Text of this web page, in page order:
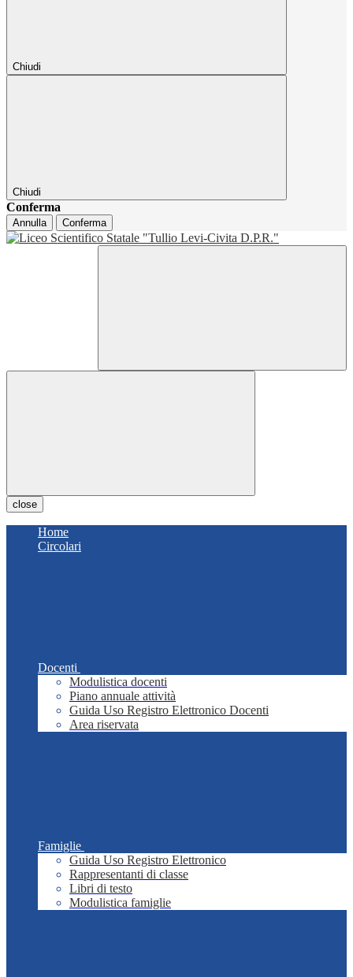
Chiudi
Chiudi
Conferma
Annulla Conferma
close
Home
Circolari
Docenti
Modulistica docenti
Piano annuale attività
Guida Uso Registro Elettronico Docenti
Area riservata
Famiglie
Guida Uso Registro Elettronico
Rappresentanti di classe
Libri di testo
Modulistica famiglie